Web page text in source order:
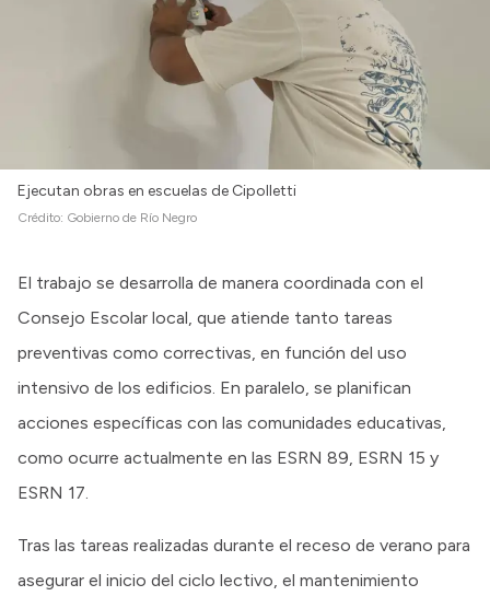
Ejecutan obras en escuelas de Cipolletti
Crédito: Gobierno de Río Negro
El trabajo se desarrolla de manera coordinada con el
Consejo Escolar local, que atiende tanto tareas
preventivas como correctivas, en función del uso
intensivo de los edificios. En paralelo, se planifican
acciones específicas con las comunidades educativas,
como ocurre actualmente en las ESRN 89, ESRN 15 y
ESRN 17.
Tras las tareas realizadas durante el receso de verano para
asegurar el inicio del ciclo lectivo, el mantenimiento